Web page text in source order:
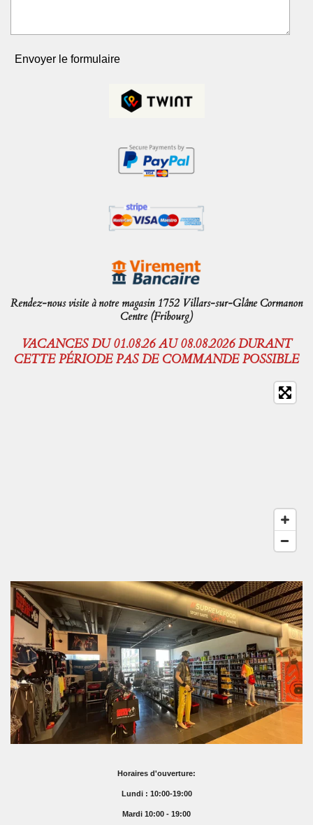
Envoyer le formulaire
Rendez-nous visite à notre magasin 1752 Villars-sur-Glâne Cormanon
Centre (Fribourg)
VACANCES DU 01.08.26 AU 08.08.2026 DURANT
CETTE PÉRIODE PAS DE COMMANDE POSSIBLE
Horaires d'ouverture:
Lundi : 10:00-19:00
Mardi 10:00 - 19:00